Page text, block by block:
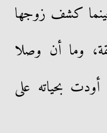
كشف زوجها
وما أن وصلا
أودت بحياته على